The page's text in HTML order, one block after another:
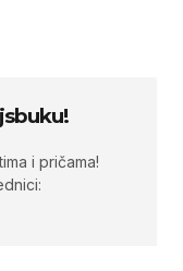
i pričama!